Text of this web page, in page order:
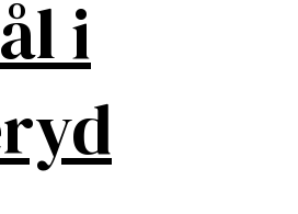
i